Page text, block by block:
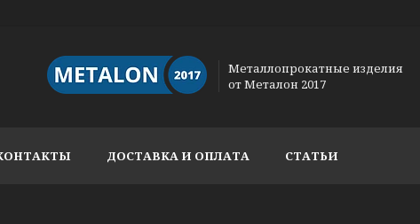
Металлопрокатные изделия
от Металон 2017
ДОСТАВКА И ОПЛАТА СТАТЬИ